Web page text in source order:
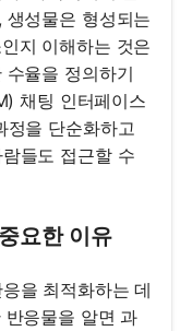
성물은 형성되는
지 이해하는 것은
율을 정의하기
채팅 인터페이스
정을 단순화하고
들도 접근할 수
요한 이유
을 최적화하는 데
반응물을 알면 과